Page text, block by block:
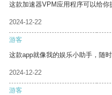
这款加速器VPM应用程序可以给你
2024-12-22
游客
这款app就像我的娱乐小助手，随
2024-12-22
游客